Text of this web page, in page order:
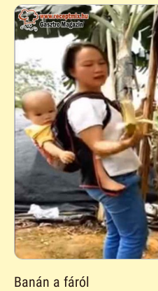
Banán a fáról